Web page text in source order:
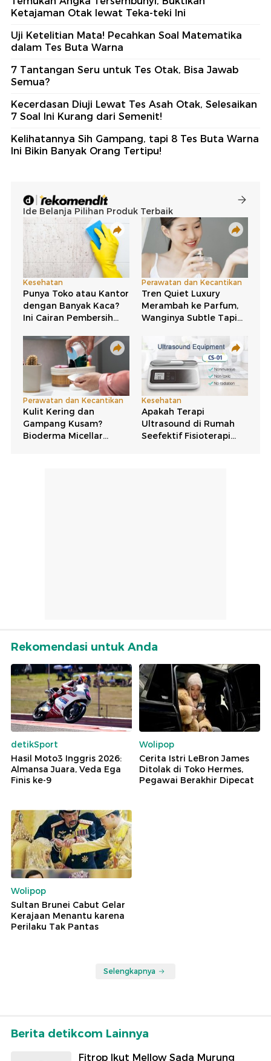
Ketajaman Otak lewat Teka-teki Ini
Uji Ketelitian Mata! Pecahkan Soal Matematika
dalam Tes Buta Warna
7 Tantangan Seru untuk Tes Otak, Bisa Jawab
Semua?
Kecerdasan Diuji Lewat Tes Asah Otak, Selesaikan
7 Soal Ini Kurang dari Semenit!
Kelihatannya Sih Gampang, tapi 8 Tes Buta Warna
Ini Bikin Banyak Orang Tertipu!
Rekomendasi untuk Anda
detikSport
Hasil Moto3 Inggris 2026:
Almansa Juara, Veda Ega
Finis ke-9
Wolipop
Cerita Istri LeBron James
Ditolak di Toko Hermes,
Pegawai Berakhir Dipecat
Wolipop
Sultan Brunei Cabut Gelar
Kerajaan Menantu karena
Perilaku Tak Pantas
Selengkapnya
Berita detikcom Lainnya
Fitrop Ikut Mellow Sada Murung